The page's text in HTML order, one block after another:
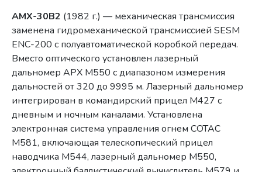
АМХ-30В2 (1982 г.) — механическая трансмиссия
заменена гидромеханической трансмиссией SESM
ENC-200 с полуавтоматической коробкой передач.
Вместо оптического установлен лазерный
дальномер АРХ М550 с диапазоном измерения
дальностей от 320 до 9995 м. Лазерный дальномер
интегрирован в командирский прицел М427 с
дневным и ночным каналами. Установлена
электронная система управления огнем СОТАС
М581, включающая телескопический прицел
наводчика М544, лазерный дальномер М550,